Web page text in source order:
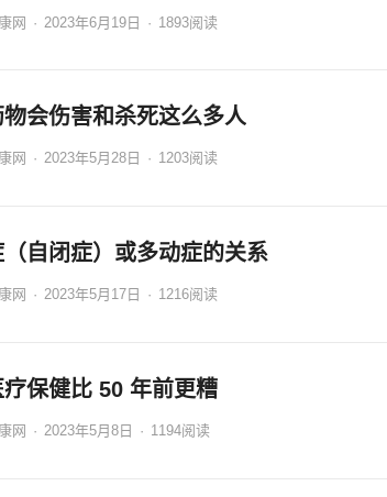
网 · 2023年6月19日 · 1893阅读
会伤害和杀死这么多人
网 · 2023年5月28日 · 1203阅读
自闭症）或多动症的关系
网 · 2023年5月17日 · 1216阅读
保健比 50 年前更糟
网 · 2023年5月8日 · 1194阅读